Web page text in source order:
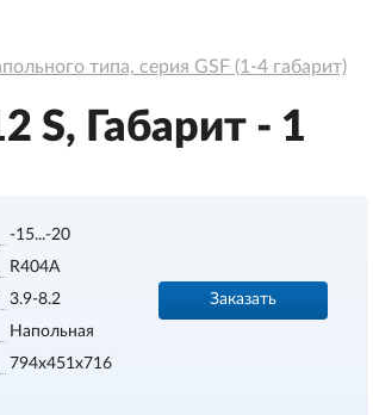
типа, серия GSF (1-4 габарит)
S, Габарит - 1
-15...-20
R404A
3.9-8.2
Напольная
794x451x716
Заказать